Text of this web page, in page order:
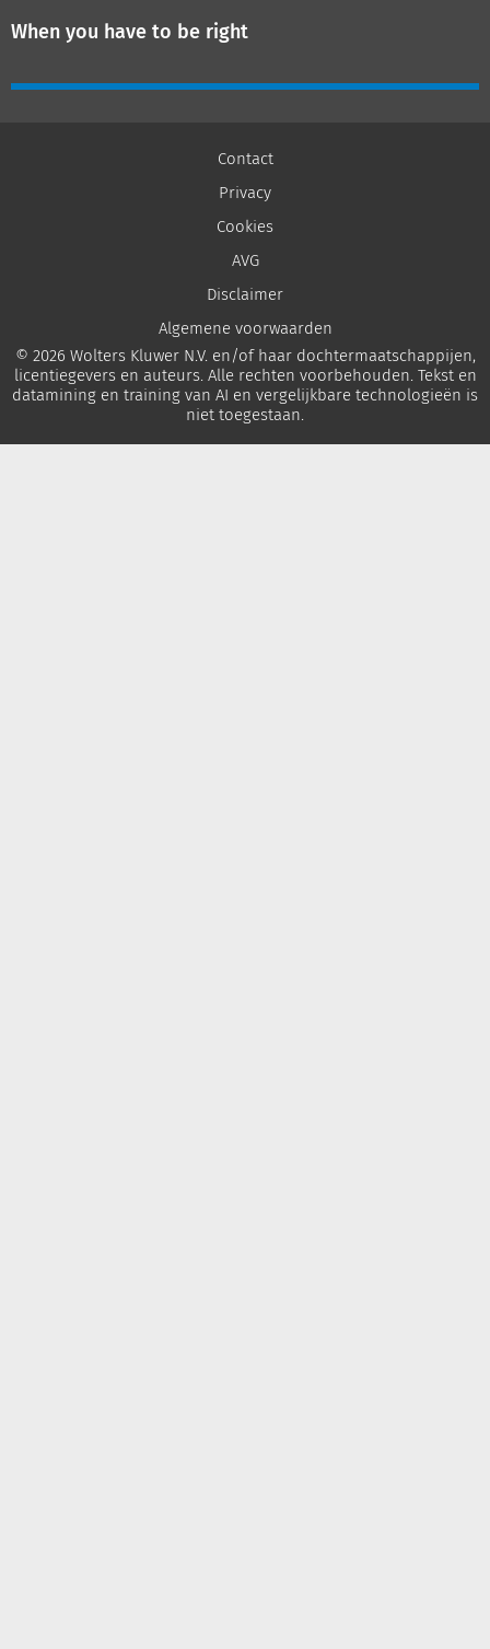
When you have to be right
Contact
Privacy
Cookies
AVG
Disclaimer
Algemene voorwaarden
© 2026 Wolters Kluwer N.V. en/of haar dochtermaatschappijen,
licentiegevers en auteurs. Alle rechten voorbehouden. Tekst en
datamining en training van AI en vergelijkbare technologieën is
niet toegestaan.